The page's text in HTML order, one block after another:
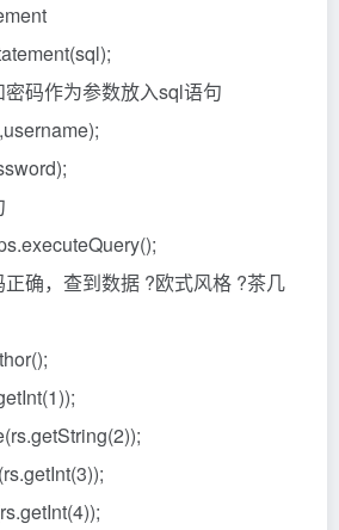
码作为参数放入sql语句
确，查到数据 ?欧式风格 ?茶几